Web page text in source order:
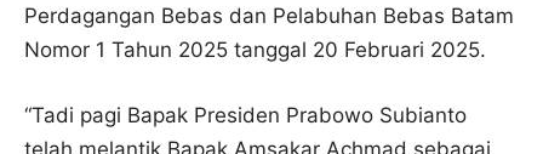
Perdagangan Bebas dan Pelabuhan Bebas Batam
Nomor 1 Tahun 2025 tanggal 20 Februari 2025.
“Tadi pagi Bapak Presiden Prabowo Subianto